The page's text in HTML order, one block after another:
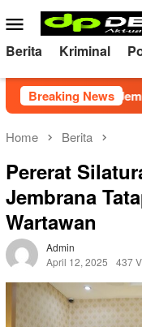
to
content
Mobile
Menu
Berita Kriminal
Breaking News
Polres Jembrana
Home Berita
Pererat
Jembrana
Wartawan
Admin
April 12, 2025
437